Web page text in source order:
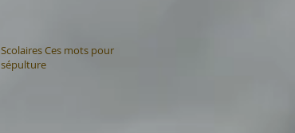
Scolaires Ces mots pour
sépulture